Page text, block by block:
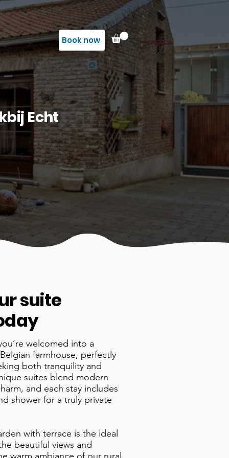
Book now
Echt
suite
welcomed into a
farmhouse, perfectly
both tranquility and
suites blend modern
and each stay includes
shower for a truly private
with terrace is the ideal
beautiful views and